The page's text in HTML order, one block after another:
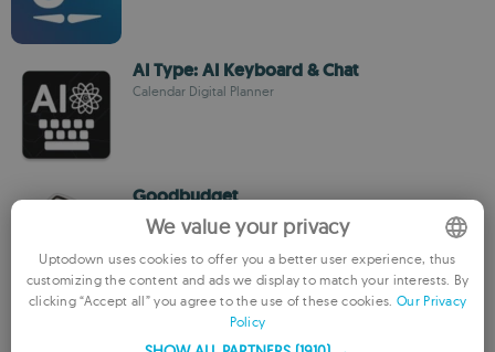
AI Type: AI Keyboard & Chat
Calendar Digital Planner
Goodbudget
Ускоряйте планирование бюджета с функцией
синхронизации и отслеживания
Digital Alarm Clock
Vmons
ENGLISH
We value your privacy
Uptodown uses cookies to offer you a better user experience, thus
customizing the content and ads we display to match your interests. By
clicking “Accept all” you agree to the use of these cookies. Our Privacy
Policy